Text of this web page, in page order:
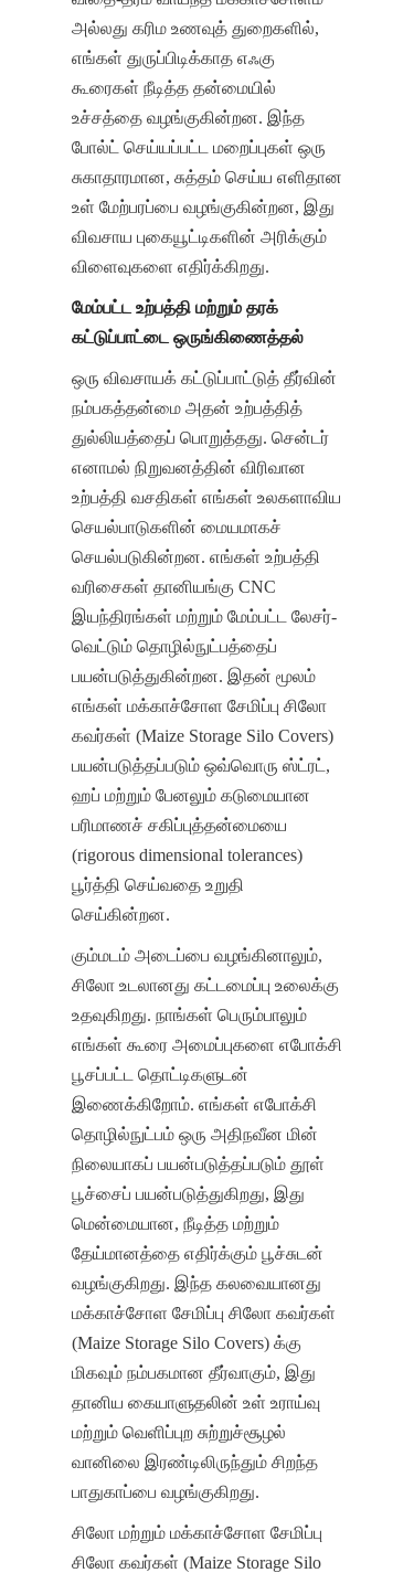
அல்லது கரிம உணவுத் துறைகளில்,
எங்கள் துருப்பிடிக்காத எஃகு
கூரைகள் நீடித்த தன்மையில்
உச்சத்தை வழங்குகின்றன. இந்த
போல்ட் செய்யப்பட்ட மறைப்புகள் ஒரு
சுகாதாரமான, சுத்தம் செய்ய எளிதான
உள் மேற்பரப்பை வழங்குகின்றன, இது
விவசாய புகையூட்டிகளின் அரிக்கும்
விளைவுகளை எதிர்க்கிறது.
மேம்பட்ட உற்பத்தி மற்றும் தரக்
கட்டுப்பாட்டை ஒருங்கிணைத்தல்
ஒரு விவசாயக் கட்டுப்பாட்டுத் தீர்வின்
நம்பகத்தன்மை அதன் உற்பத்தித்
துல்லியத்தைப் பொறுத்தது. சென்டர்
எனாமல் நிறுவனத்தின் விரிவான
உற்பத்தி வசதிகள் எங்கள் உலகளாவிய
செயல்பாடுகளின் மையமாகச்
செயல்படுகின்றன. எங்கள் உற்பத்தி
வரிசைகள் தானியங்கு CNC
இயந்திரங்கள் மற்றும் மேம்பட்ட லேசர்-
வெட்டும் தொழில்நுட்பத்தைப்
பயன்படுத்துகின்றன. இதன் மூலம்
எங்கள் மக்காச்சோள சேமிப்பு சிலோ
கவர்கள் (Maize Storage Silo Covers)
பயன்படுத்தப்படும் ஒவ்வொரு ஸ்ட்ரட்,
ஹப் மற்றும் பேனலும் கடுமையான
பரிமாணச் சகிப்புத்தன்மையை
(rigorous dimensional tolerances)
பூர்த்தி செய்வதை உறுதி
செய்கின்றன.
கும்மடம் அடைப்பை வழங்கினாலும்,
சிலோ உடலானது கட்டமைப்பு உலைக்கு
உதவுகிறது. நாங்கள் பெரும்பாலும்
எங்கள் கூரை அமைப்புகளை எபோக்சி
பூசப்பட்ட தொட்டிகளுடன்
இணைக்கிறோம். எங்கள் எபோக்சி
தொழில்நுட்பம் ஒரு அதிநவீன மின்
நிலையாகப் பயன்படுத்தப்படும் தூள்
பூச்சைப் பயன்படுத்துகிறது, இது
மென்மையான, நீடித்த மற்றும்
தேய்மானத்தை எதிர்க்கும் பூச்சுடன்
வழங்குகிறது. இந்த கலவையானது
மக்காச்சோள சேமிப்பு சிலோ கவர்கள்
(Maize Storage Silo Covers) க்கு
மிகவும் நம்பகமான தீர்வாகும், இது
தானிய கையாளுதலின் உள் உராய்வு
மற்றும் வெளிப்புற சுற்றுச்சூழல்
வானிலை இரண்டிலிருந்தும் சிறந்த
பாதுகாப்பை வழங்குகிறது.
சிலோ மற்றும் மக்காச்சோள சேமிப்பு
சிலோ கவர்கள் (Maize Storage Silo